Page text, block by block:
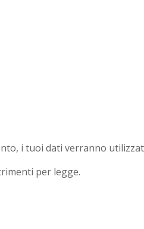
i tuoi dati verranno
per legge.